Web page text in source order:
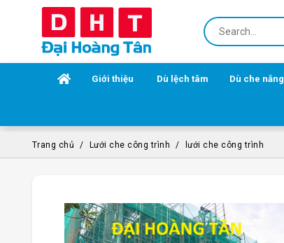
Giới thiệu Dù lệch tâm Dù che nắng
Trang chủ Lưới che công trình lưới che công trình